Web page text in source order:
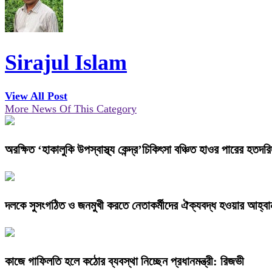
Sirajul Islam
View All Post
More News Of This Category
অরক্ষিত ‘হাকালুকি উপস্বাস্থ্য কেন্দ্র’চিকিৎসা বঞ্চিত হাওর পারের
দলকে সুসংগঠিত ও জনমুখী করতে নেতাকর্মীদের ঐক্যবদ্ধ হওয়ার
কাজে গাফিলতি হলে কঠোর ব্যবস্থা নিচ্ছেন প্রধানমন্ত্রী: রিজভী